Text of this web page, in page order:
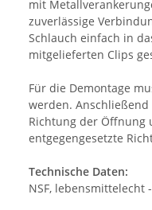
mit
zuverlässige
Schlauch einfach in
mitgelieferten Clips
Für die Demontage
werden.
Richtung der Öffnung
entgegengesetzte
Technische Daten:
NSF, lebensmittelecht